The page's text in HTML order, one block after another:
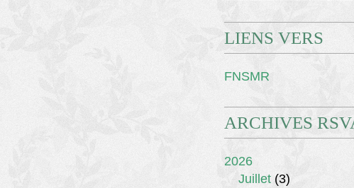
LIENS VERS
FNSMR
ARCHIVES
2026
Juillet (3)